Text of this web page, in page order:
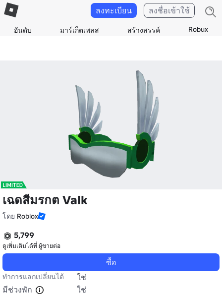
อันดับ มาร์เก็ตเพลส สร้างสรรค์ Robux
ลงทะเบียน ลงชื่อเข้าใช้
เฉดสีมรกต Valk
โดย Roblox
5,799
ดูเพิ่มเติมได้ที่ ผู้ขายต่อ
ซื้อ
ทำการแลกเปลี่ยนได้
ใช่
มีช่วงพัก
ใช่